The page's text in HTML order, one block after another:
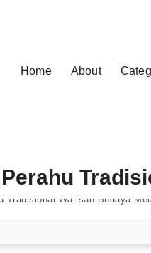
Home About
Tradisional Warisan Budaya